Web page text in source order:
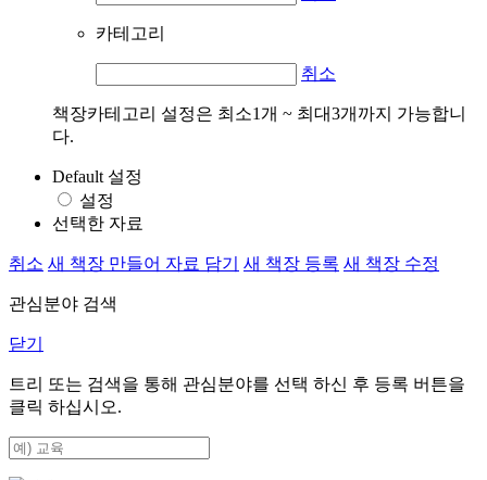
카테고리
취소
책장카테고리 설정은 최소1개 ~ 최대3개까지 가능합니
다.
Default 설정
설정
선택한 자료
취소 새 책장 만들어 자료 담기 새 책장 등록 새 책장 수정
관심분야 검색
닫기
트리 또는 검색을 통해 관심분야를 선택 하신 후 등록 버튼을
클릭 하십시오.